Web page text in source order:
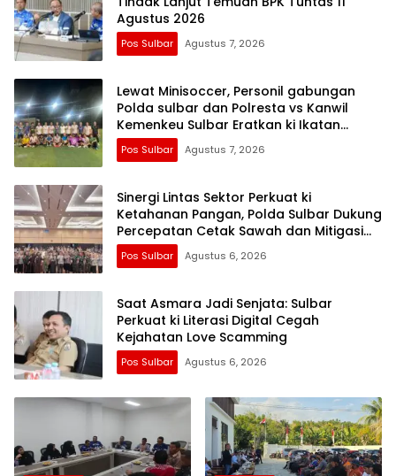
Agustus 2026
Pos Sulbar Agustus 7, 2026
Lewat Minisoccer, Personil gabungan
Polda sulbar dan Polresta vs Kanwil
Kemenkeu Sulbar Eratkan ki Ikatan
Persaudaraan
Pos Sulbar Agustus 7, 2026
Sinergi Lintas Sektor Perkuat ki
Ketahanan Pangan, Polda Sulbar Dukung
Percepatan Cetak Sawah dan Mitigasi
Kekeringan
Pos Sulbar Agustus 6, 2026
Saat Asmara Jadi Senjata: Sulbar
Perkuat ki Literasi Digital Cegah
Kejahatan Love Scamming
Pos Sulbar Agustus 6, 2026